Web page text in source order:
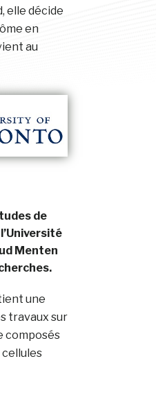
elle décide
en
au
de
Menten
une
travaux sur
composés
cellules